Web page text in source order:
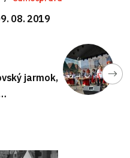
08. 2019
jarmok,